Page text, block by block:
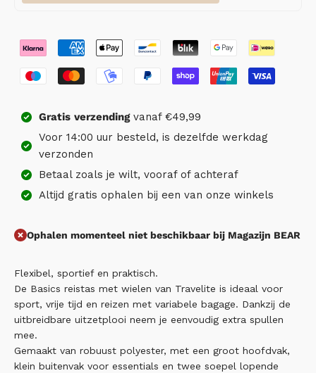
Gratis verzendingvanaf €49,99
Voor 14:00 uur besteld, is dezelfde werkdag
verzonden
Betaal zoals je wilt, vooraf of achteraf
Altijd gratis ophalen bij een van onze winkels
Ophalen momenteel niet beschikbaar bij Magazijn BEAR
Flexibel, sportief en praktisch.
De Basics reistas met wielen van Travelite is ideaal voor
sport, vrije tijd en reizen met variabele bagage. Dankzij de
uitbreidbare uitzetplooi neem je eenvoudig extra spullen
mee.
Gemaakt van robuust polyester, met een groot hoofdvak,
klein buitenvak voor essentials en twee soepel lopende